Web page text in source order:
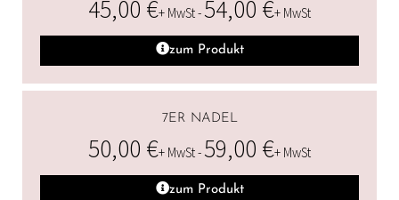
45,00 €+ MwSt - 54,00 €+ MwSt
zum Produkt
7ER NADEL
50,00 €+ MwSt - 59,00 €+ MwSt
zum Produkt